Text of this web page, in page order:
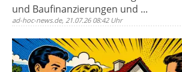
und Baufinanzierungen und ...
ad-hoc-news.de, 21.07.26 08:42 Uhr